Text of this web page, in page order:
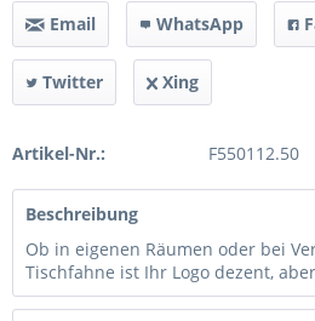
Email
WhatsApp
Twitter Xing
Artikel-Nr.: F550112.50
Beschreibung
Ob in eigenen Räumen oder bei
Tischfahne ist Ihr Logo dezent,